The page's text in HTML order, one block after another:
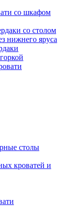
со шкафом
со столом
нижнего яруса
столы
кроватей и